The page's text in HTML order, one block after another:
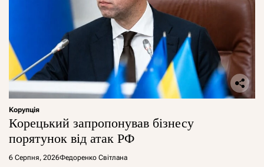
Корупція
Корецький запропонував бізнесу
порятунок від атак РФ
6 Серпня, 2026Федоренко Світлана